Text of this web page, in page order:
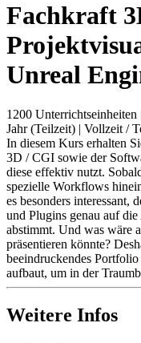
Fachkraft
Unreal
1200 Unterrichtseinheiten
Jahr (Teilzeit) | Vollzeit /
In diesem Kurs erhalten
3D / CGI sowie der
diese effektiv nutzt.
spezielle Workflows
es besonders interessant,
und Plugins genau auf
abstimmt. Und was wäre
präsentieren könnte?
beeindruckendes
aufbaut, um in der
Weitere Infos